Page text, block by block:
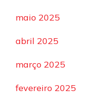
maio 2025
abril 2025
março 2025
fevereiro 2025